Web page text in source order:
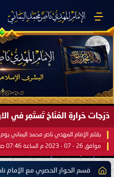
بقلم الإمام المهدي ناصر محمد اليماني يوم 08 - محرم - 1445 هـ
موافق 26 - 07 - 2023 م الساعة 07:46 صباحًا بحسب التقويم الرسمي لأمّ القُرى